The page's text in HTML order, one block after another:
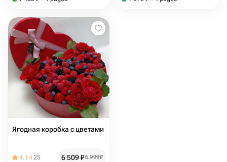
Ягодная коробка с цветами
4.1425 6 509₽6 999₽